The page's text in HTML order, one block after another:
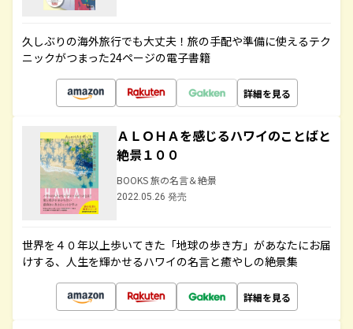
久しぶりの海外旅行でも大丈夫！旅の手配や準備に使えるテク
ニックがつまった24ページの電子書籍
詳細を見る
ＡＬＯＨＡを感じるハワイのことばと
絶景１００
BOOKS 旅の名言＆絶景
2022.05.26 発売
世界を４０年以上歩いてきた「地球の歩き方」があなたにお届
けする、人生を輝かせるハワイの名言と癒やしの絶景集
詳細を見る